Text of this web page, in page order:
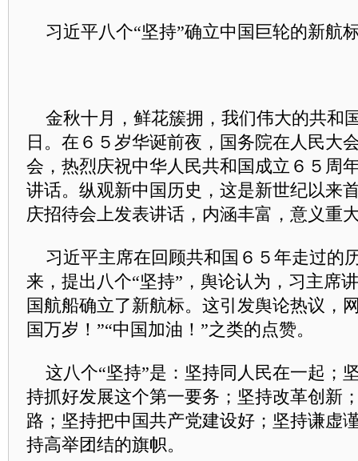
习近平八个“坚持”确立中国巨轮的新航
金秋十月，鲜花簇拥，我们伟大的共和
日。在６５岁华诞前夜，国务院在人民大
会，热烈庆祝中华人民共和国成立６５周
讲话。纵观新中国历史，这是新世纪以来
庆招待会上发表讲话，内涵丰富，意义重
习近平主席在回顾共和国６５年走过的
来，提出八个“坚持”，舆论认为，习主席
国航船确立了新航标。这引发舆论热议，
国万岁！”“中国加油！”之类的点赞。
这八个“坚持”是：坚持同人民在一起；
持抓好发展这个第一要务；坚持改革创新
路；坚持把中国共产党建设好；坚持谦虚
持高举团结的旗帜。